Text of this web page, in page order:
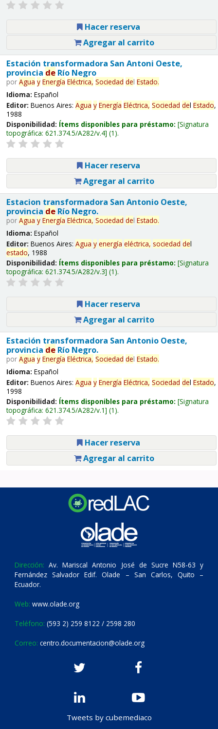
Hacer reserva
Agregar al carrito
Estación transformadora San Antoni Oeste,
provincia deRío Negro
por Agua y Energía Eléctrica, Sociedad del Estado.
Idioma: Español
Editor: Buenos Aires: Agua y Energía Eléctrica, Sociedad del Estado,
1988
Disponibilidad: Ítems disponibles para préstamo: Signatura
topográfica: 621.374.5/A282/v.4 (1).
Hacer reserva
Agregar al carrito
Estacion transformadora San Antonio Oeste,
provincia deRío Negro.
por Agua y Energía Eléctrica, Sociedad del Estado.
Idioma: Español
Editor: Buenos Aires: Agua y energía eléctrica, sociedad del
estado, 1988
Disponibilidad: Ítems disponibles para préstamo: Signatura
topográfica: 621.374.5/A282/v.3 (1).
Hacer reserva
Agregar al carrito
Estación transformadora San Antonio Oeste,
provincia deRío Negro.
por Agua y Energía Eléctrica, Sociedad del Estado.
Idioma: Español
Editor: Buenos Aires: Agua y Energía Eléctrica, Sociedad del Estado,
1998
Disponibilidad: Ítems disponibles para préstamo: Signatura
topográfica: 621.374.5/A282/v.1 (1).
Hacer reserva
Agregar al carrito
Dirección: Av. Mariscal Antonio José de Sucre N58-63 y
Fernández Salvador Edif. Olade – San Carlos, Quito –
Ecuador.
Web: www.olade.org
Teléfono: (593 2) 259 8122 / 2598 280
Correo: centro.documentacion@olade.org
Tweets by cubemediaco